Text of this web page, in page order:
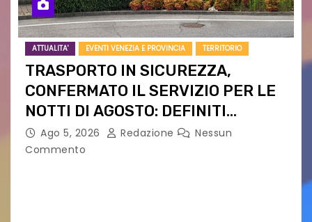
ATTUALITA' EVENTI VENEZIA E PROVINCIA TERRITORIO
TRASPORTO IN SICUREZZA,
CONFERMATO IL SERVIZIO PER LE
NOTTI DI AGOSTO: DEFINITI
PERCORSI, FERMATE E ORARIO
Ago 5, 2026 Redazione
Nessun
Commento